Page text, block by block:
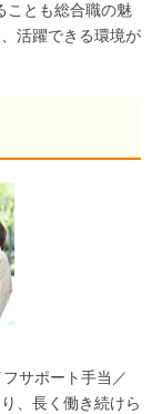
ことも総合職の魅
活躍できる環境が
サポート手当／
、長く働き続けら